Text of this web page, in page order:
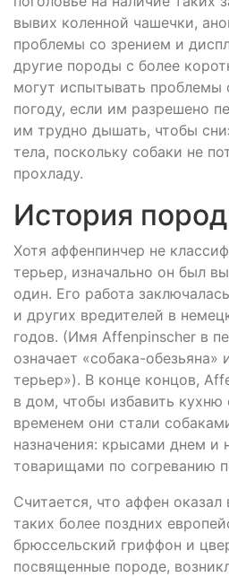
вывих коленной чашечки,
проблемы со зрением и
другие породы с более
могут испытывать
погоду, если им разрешено
им трудно дышать, чтобы
тела, поскольку собаки не
прохладу.
История
Хотя аффенпинчер не
терьер, изначально он был
один. Его работа
и других вредителей в
годов. (Имя Affenpinscher в
означает «собака-обезьяна»
терьер»). В конце концов,
в дом, чтобы избавить
временем они стали
назначения: крысами днем и
товарищами по согреванию
Считается, что аффен оказал
таких более поздних
брюссельский гриффон и
посвященные породе,